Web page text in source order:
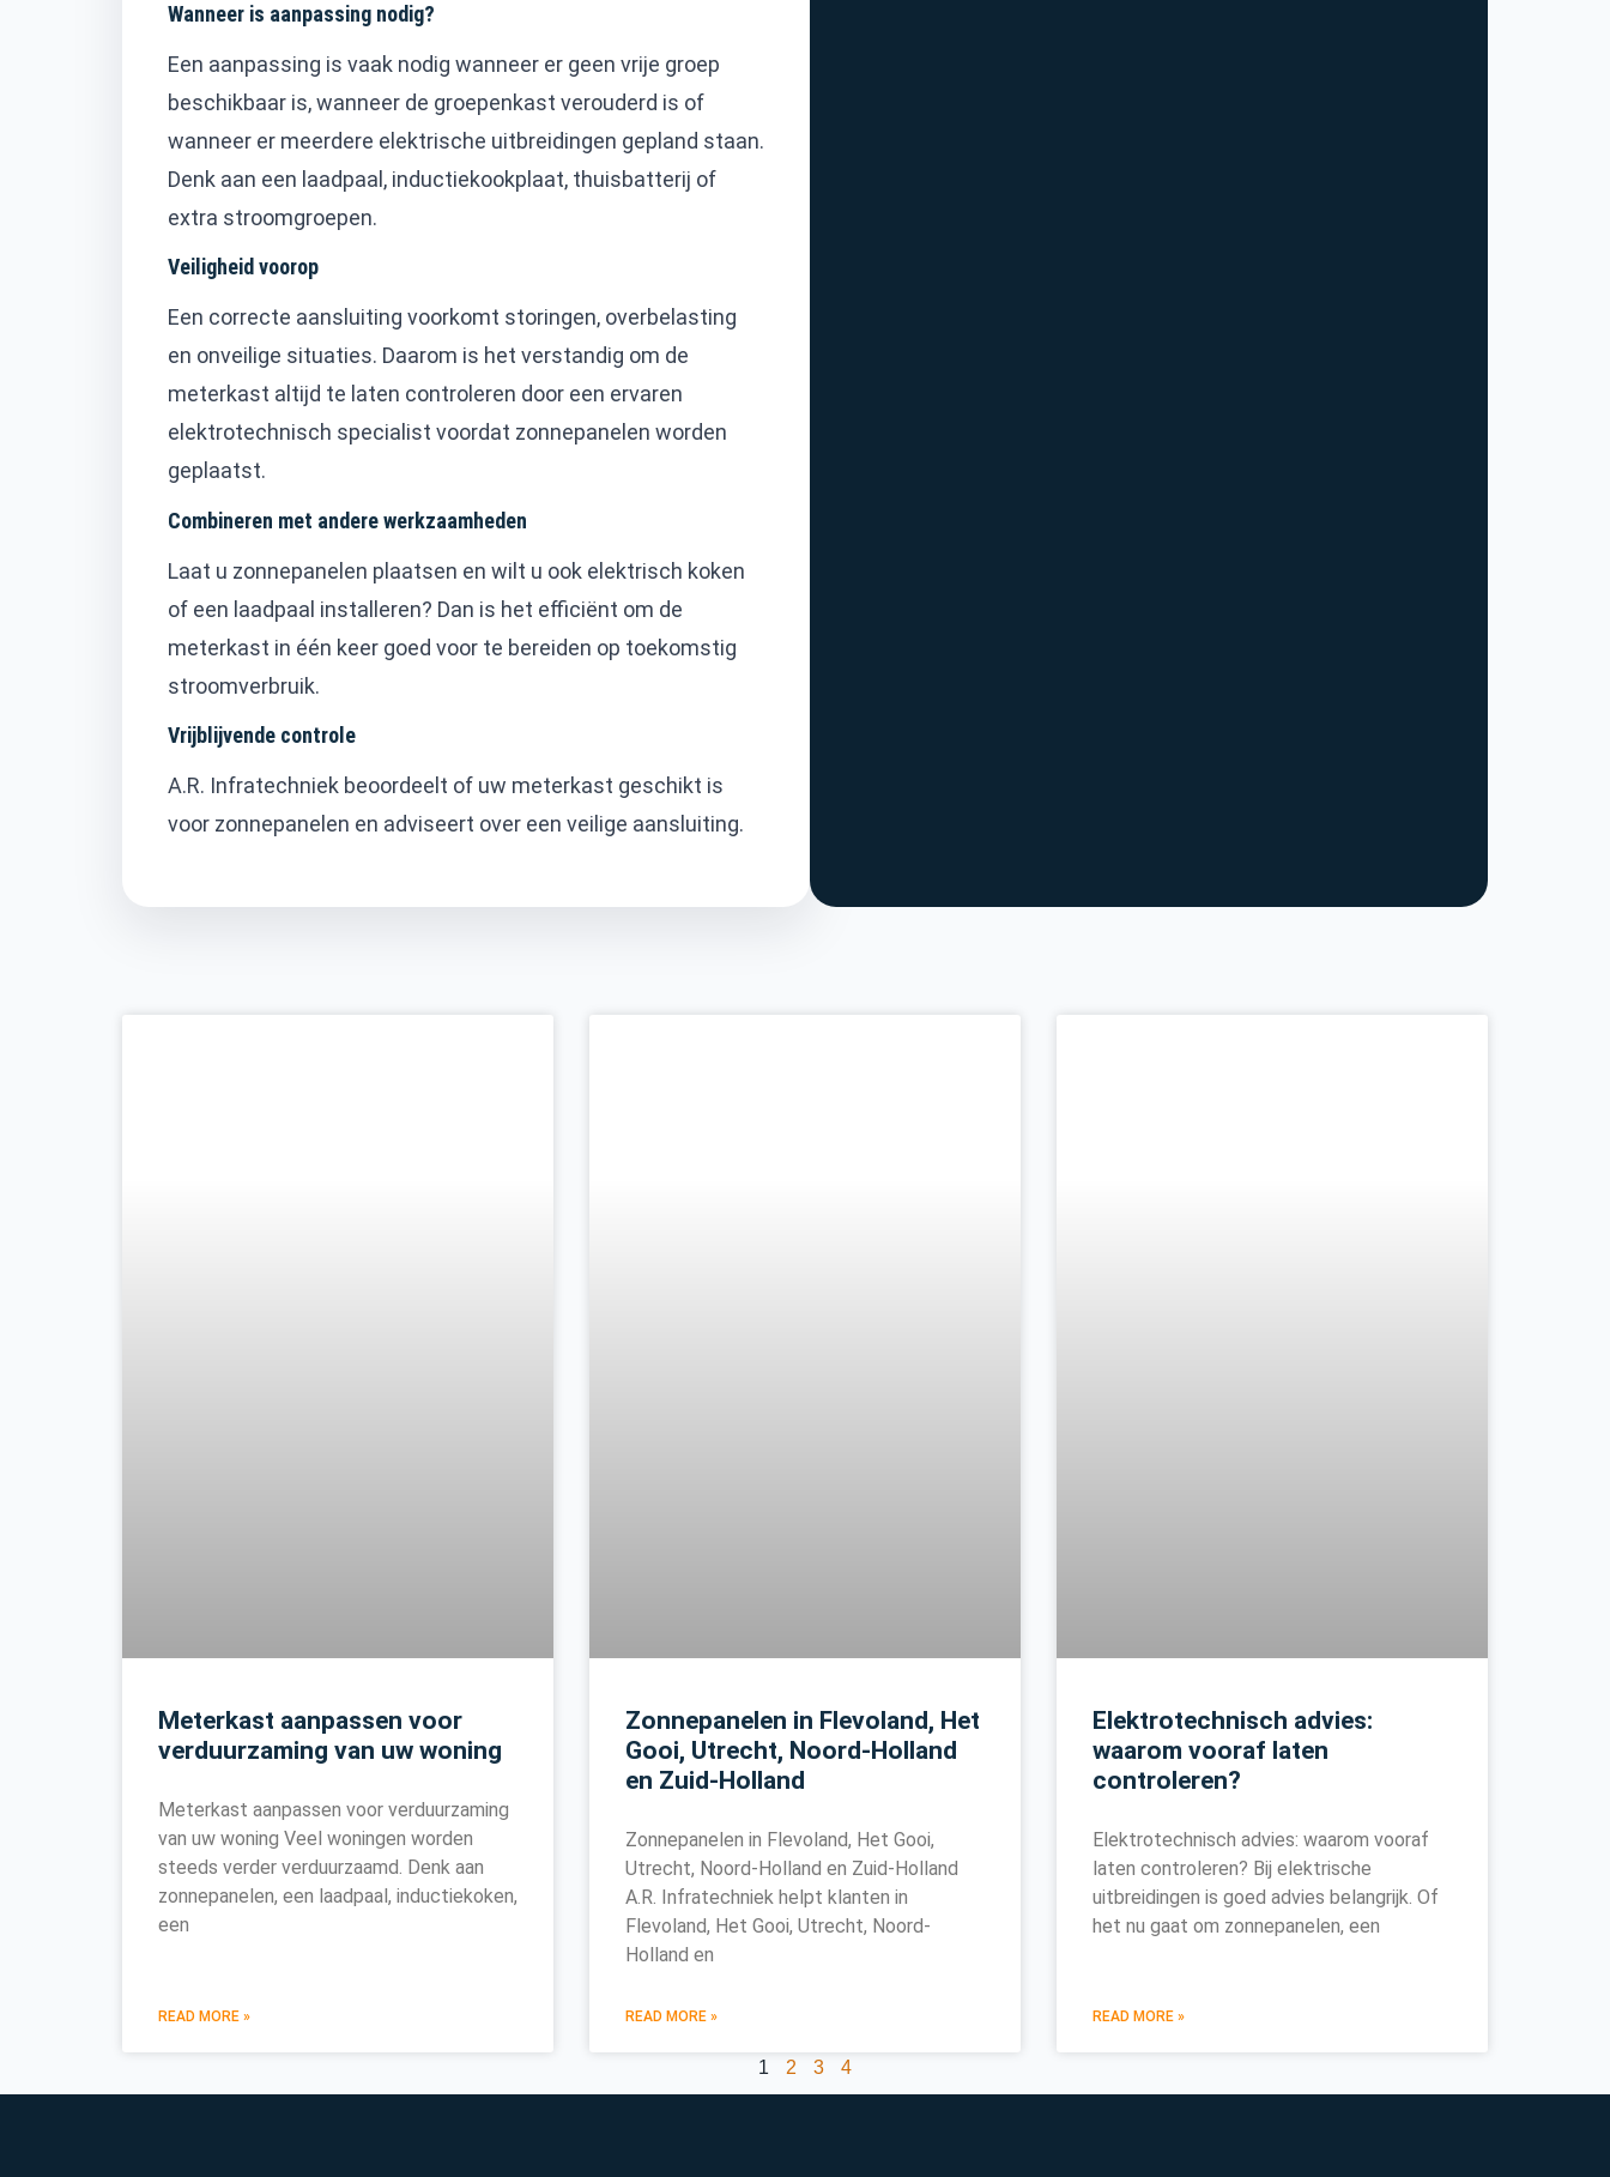
Wanneer is aanpassing nodig?
Een aanpassing is vaak nodig wanneer er geen vrije groep
beschikbaar is, wanneer de groepenkast verouderd is of
wanneer er meerdere elektrische uitbreidingen gepland staan.
Denk aan een laadpaal, inductiekookplaat, thuisbatterij of
extra stroomgroepen.
Veiligheid voorop
Een correcte aansluiting voorkomt storingen, overbelasting
en onveilige situaties. Daarom is het verstandig om de
meterkast altijd te laten controleren door een ervaren
elektrotechnisch specialist voordat zonnepanelen worden
geplaatst.
Combineren met andere werkzaamheden
Laat u zonnepanelen plaatsen en wilt u ook elektrisch koken
of een laadpaal installeren? Dan is het efficiënt om de
meterkast in één keer goed voor te bereiden op toekomstig
stroomverbruik.
Vrijblijvende controle
A.R. Infratechniek beoordeelt of uw meterkast geschikt is
voor zonnepanelen en adviseert over een veilige aansluiting.
Meterkast aanpassen voor
verduurzaming van uw woning
Meterkast aanpassen voor verduurzaming
van uw woning Veel woningen worden
steeds verder verduurzaamd. Denk aan
zonnepanelen, een laadpaal, inductiekoken,
een
READ MORE »
Zonnepanelen in Flevoland, Het
Gooi, Utrecht, Noord-Holland
en Zuid-Holland
Zonnepanelen in Flevoland, Het Gooi,
Utrecht, Noord-Holland en Zuid-Holland
A.R. Infratechniek helpt klanten in
Flevoland, Het Gooi, Utrecht, Noord-
Holland en
READ MORE »
Elektrotechnisch advies:
waarom vooraf laten
controleren?
Elektrotechnisch advies: waarom vooraf
laten controleren? Bij elektrische
uitbreidingen is goed advies belangrijk. Of
het nu gaat om zonnepanelen, een
READ MORE »
1 2 3 4